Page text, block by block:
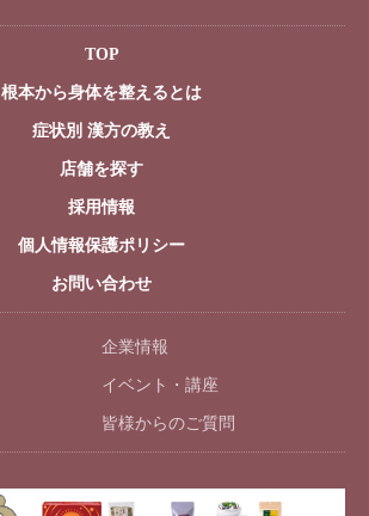
TOP
根本から身体を整えるとは
症状別 漢方の教え
店舗を探す
採用情報
個人情報保護ポリシー
お問い合わせ
企業情報
イベント・講座
皆様からのご質問